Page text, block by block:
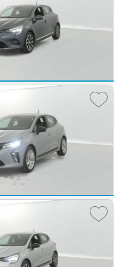
5p
15 190 €
dès249
145 ch GSR2 Evolution 5p